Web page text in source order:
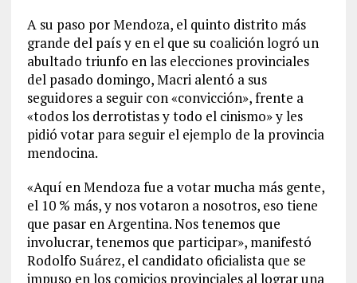
A su paso por Mendoza, el quinto distrito más
grande del país y en el que su coalición logró un
abultado triunfo en las elecciones provinciales
del pasado domingo, Macri alentó a sus
seguidores a seguir con «convicción», frente a
«todos los derrotistas y todo el cinismo» y les
pidió votar para seguir el ejemplo de la provincia
mendocina.
«Aquí en Mendoza fue a votar mucha más gente,
el 10 % más, y nos votaron a nosotros, eso tiene
que pasar en Argentina. Nos tenemos que
involucrar, tenemos que participar», manifestó
Rodolfo Suárez, el candidato oficialista que se
impuso en los comicios provinciales al lograr una